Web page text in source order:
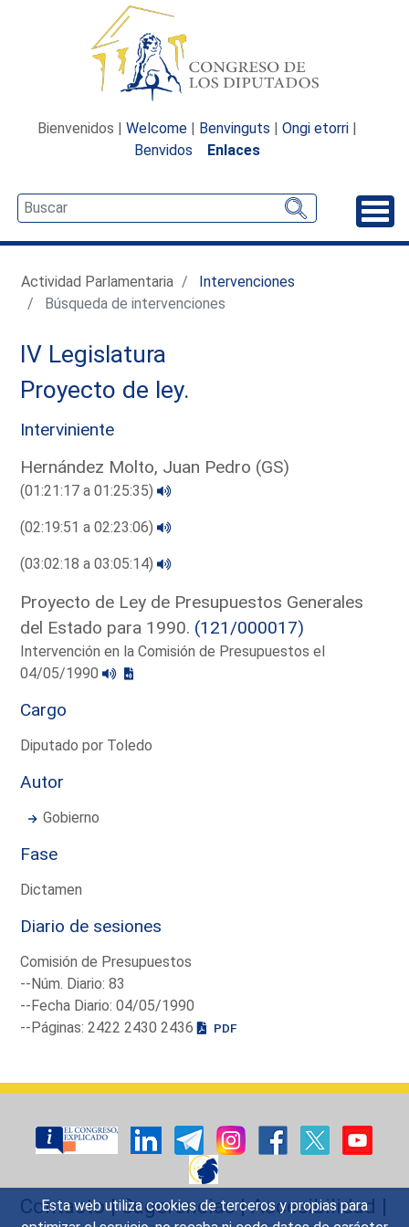
Esta web utiliza cookies de terceros y propias para
Bienvenidos | Welcome | Benvinguts | Ongi etorri |
Benvidos
Enlaces
Actividad Parlamentaria
Intervenciones
Búsqueda de intervenciones
IV Legislatura
Proyecto de ley.
Interviniente
Hernández Molto, Juan Pedro (GS)
(01:21:17 a 01:25:35)
(02:19:51 a 02:23:06)
(03:02:18 a 03:05:14)
Proyecto de Ley de Presupuestos Generales
del Estado para 1990. (121/000017)
Intervención en la Comisión de Presupuestos el
04/05/1990
Cargo
Diputado por Toledo
Autor
Gobierno
Fase
Dictamen
Diario de sesiones
Comisión de Presupuestos
--Núm. Diario: 83
--Fecha Diario: 04/05/1990
--Páginas: 2422 2430 2436
PDF
Contacto|Sugerencias|Accesibilidad |